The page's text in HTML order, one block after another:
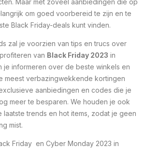
om goed voorbereid te zijn en te
Black Friday-deals kunt vinden.
zal je voorzien van tips en trucs over
van Black Friday 2023 in
je informeren over de beste winkels en
meest verbazingwekkende kortingen
aanbiedingen en codes die je
meer te besparen. We houden je ook
trends en hot items, zodat je geen
mist.
Friday en Cyber Monday 2023 in